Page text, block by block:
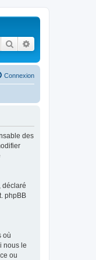
Rechercher
Connexion
des
déclaré
phpBB
où
nous le
ou